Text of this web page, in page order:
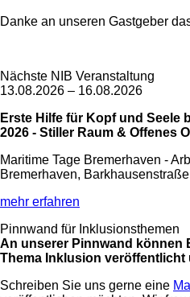
Danke an unseren Gastgeber
Nächste NIB Veranstaltung
13.08.2026 – 16.08.2026
Erste Hilfe für Kopf und Seele
2026 - Stiller Raum & Offenes
Maritime Tage Bremerhaven -
Bremerhaven,
mehr erfahren
Pinnwand für Inklusionsthemen
An unserer Pinnwand können
Thema Inklusion veröffentlicht
Schreiben Sie uns gerne eine